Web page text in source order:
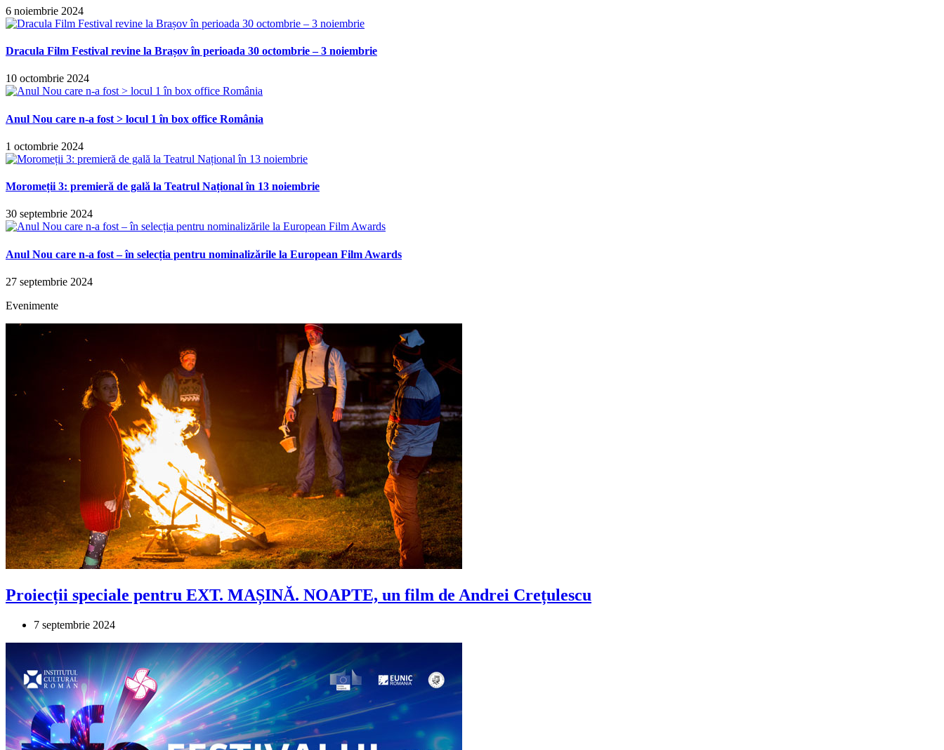
6 noiembrie 2024
Dracula Film Festival revine la Brașov în perioada 30 octombrie – 3 noiembrie
10 octombrie 2024
Anul Nou care n-a fost > locul 1 în box office România
1 octombrie 2024
Moromeții 3: premieră de gală la Teatrul Național în 13 noiembrie
30 septembrie 2024
Anul Nou care n-a fost – în selecția pentru nominalizările la European Film Awards
27 septembrie 2024
Evenimente
Proiecții speciale pentru EXT. MAȘINĂ. NOAPTE, un film de Andrei Crețulescu
7 septembrie 2024